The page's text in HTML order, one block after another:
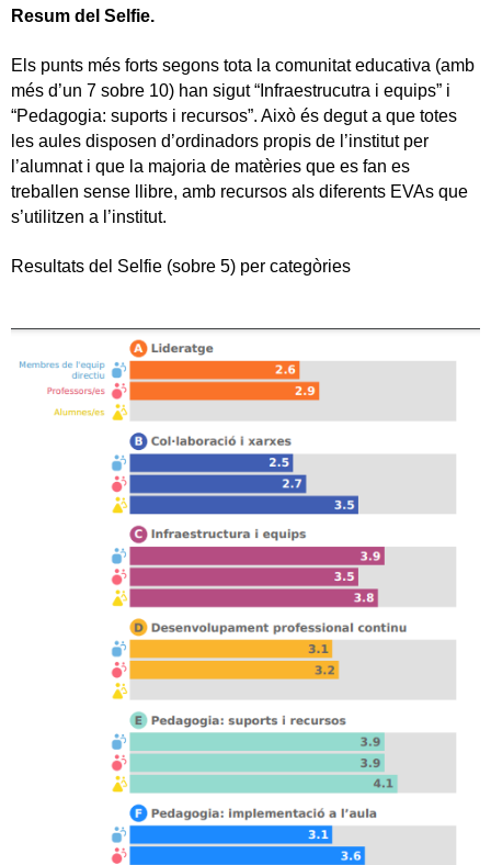
Resum del Selfie.
Els punts més forts segons tota la comunitat educativa (amb
més d’un 7 sobre 10) han sigut “Infraestrucutra i equips” i
“Pedagogia: suports i recursos”. Això és degut a que totes
les aules disposen d’ordinadors propis de l’institut per
l’alumnat i que la majoria de matèries que es fan es
treballen sense llibre, amb recursos als diferents EVAs que
s’utilitzen a l’institut.
Resultats del Selfie (sobre 5) per categòries